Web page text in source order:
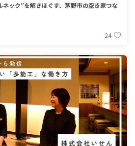
ック”を解きほぐす、茅野市の空き家つな
24